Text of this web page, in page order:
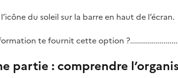
du soleil sur la barre en haut de l’écran.
te fournit cette option
partie : comprendre